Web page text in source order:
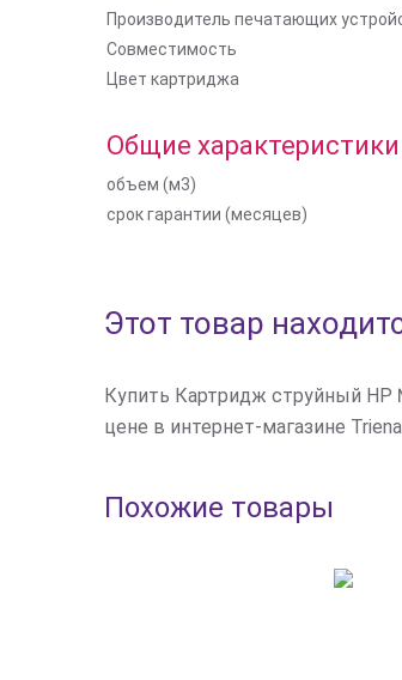
Производитель печатающих
Совместимость
Цвет картриджа
Общие характеристики
объем (м3)
срок гарантии (месяцев)
Этот товар
Купить Картридж струйный HP
цене в интернет-магазине
Похожие товары